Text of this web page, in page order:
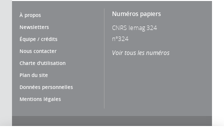
À propos
Newsletters
Équipe / crédits
Nous contacter
Charte d'utilisation
Plan du site
Données personnelles
Mentions légales
Numéros papiers
CNRS lemag 324
n°324
Voir tous les numéros